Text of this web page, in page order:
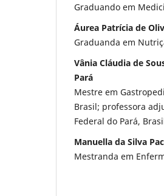
Graduando em
Áurea Patrícia de
Graduanda em
Vânia Cláudia de
Pará
Mestre em
Brasil; professora
Federal do Pará,
Manuella da Silva
Mestranda em